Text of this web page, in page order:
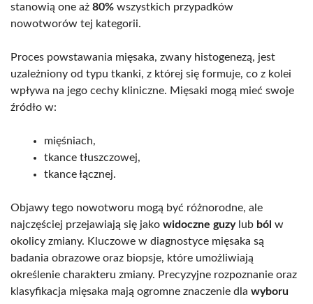
stanowią one aż 80% wszystkich przypadków
nowotworów tej kategorii.
Proces powstawania mięsaka, zwany histogenezą, jest
uzależniony od typu tkanki, z której się formuje, co z kolei
wpływa na jego cechy kliniczne. Mięsaki mogą mieć swoje
źródło w:
mięśniach,
tkance tłuszczowej,
tkance łącznej.
Objawy tego nowotworu mogą być różnorodne, ale
najczęściej przejawiają się jako widoczne guzylub ból w
okolicy zmiany. Kluczowe w diagnostyce mięsaka są
badania obrazowe oraz biopsje, które umożliwiają
określenie charakteru zmiany. Precyzyjne rozpoznanie oraz
klasyfikacja mięsaka mają ogromne znaczenie dla wyboru